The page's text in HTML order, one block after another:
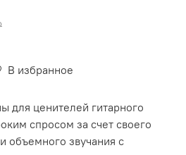
В избранное
для ценителей гитарного
спросом за счет своего
объемного звучания с